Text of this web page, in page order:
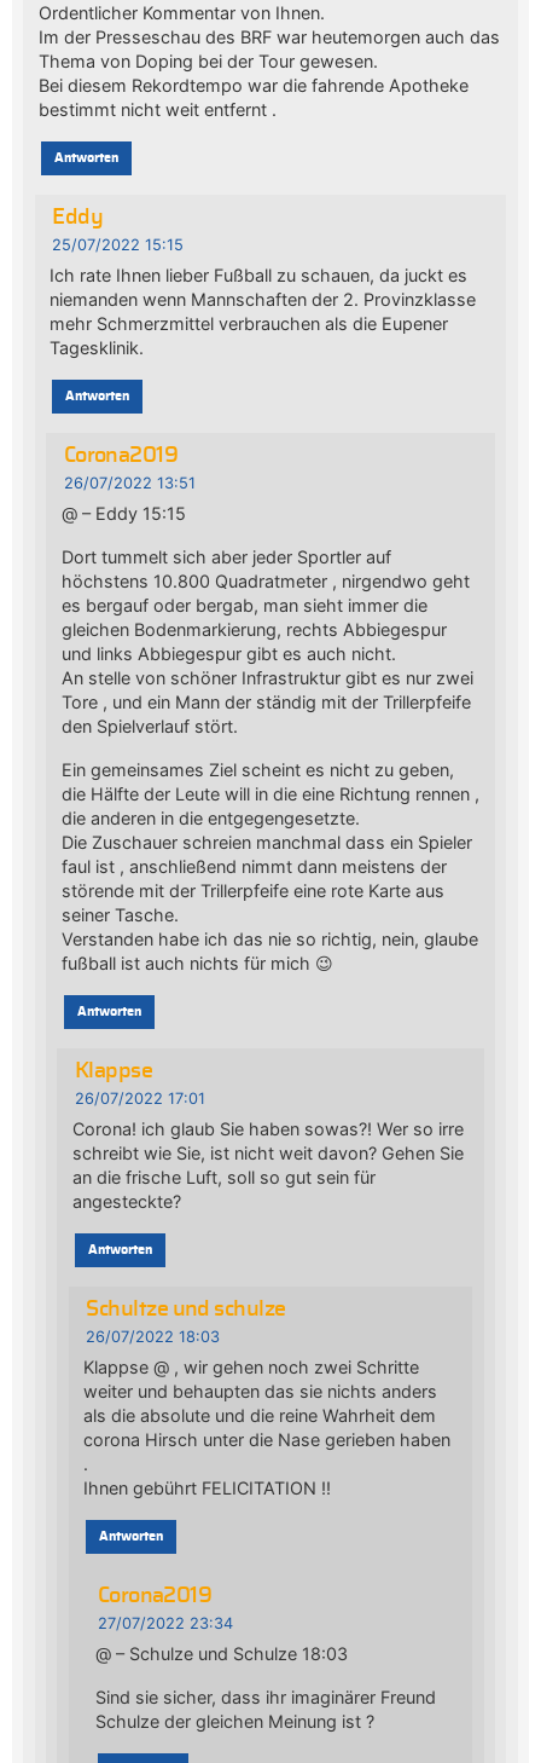
Ordentlicher Kommentar von Ihnen.
Im der Presseschau des BRF war heutemorgen auch das
Thema von Doping bei der Tour gewesen.
Bei diesem Rekordtempo war die fahrende Apotheke
bestimmt nicht weit entfernt .
Antworten
Eddy
25/07/2022 15:15
Ich rate Ihnen lieber Fußball zu schauen, da juckt es
niemanden wenn Mannschaften der 2. Provinzklasse
mehr Schmerzmittel verbrauchen als die Eupener
Tagesklinik.
Antworten
Corona2019
26/07/2022 13:51
@ – Eddy 15:15
Dort tummelt sich aber jeder Sportler auf
höchstens 10.800 Quadratmeter , nirgendwo geht
es bergauf oder bergab, man sieht immer die
gleichen Bodenmarkierung, rechts Abbiegespur
und links Abbiegespur gibt es auch nicht.
An stelle von schöner Infrastruktur gibt es nur zwei
Tore , und ein Mann der ständig mit der Trillerpfeife
den Spielverlauf stört.
Ein gemeinsames Ziel scheint es nicht zu geben,
die Hälfte der Leute will in die eine Richtung rennen ,
die anderen in die entgegengesetzte.
Die Zuschauer schreien manchmal dass ein Spieler
faul ist , anschließend nimmt dann meistens der
störende mit der Trillerpfeife eine rote Karte aus
seiner Tasche.
Verstanden habe ich das nie so richtig, nein, glaube
fußball ist auch nichts für mich 😉
Antworten
Klappse
26/07/2022 17:01
Corona! ich glaub Sie haben sowas?! Wer so irre
schreibt wie Sie, ist nicht weit davon? Gehen Sie
an die frische Luft, soll so gut sein für
angesteckte?
Antworten
Schultze und schulze
26/07/2022 18:03
Klappse @ , wir gehen noch zwei Schritte
weiter und behaupten das sie nichts anders
als die absolute und die reine Wahrheit dem
corona Hirsch unter die Nase gerieben haben
.
Ihnen gebührt FELICITATION !!
Antworten
Corona2019
27/07/2022 23:34
@ – Schulze und Schulze 18:03
Sind sie sicher, dass ihr imaginärer Freund
Schulze der gleichen Meinung ist ?